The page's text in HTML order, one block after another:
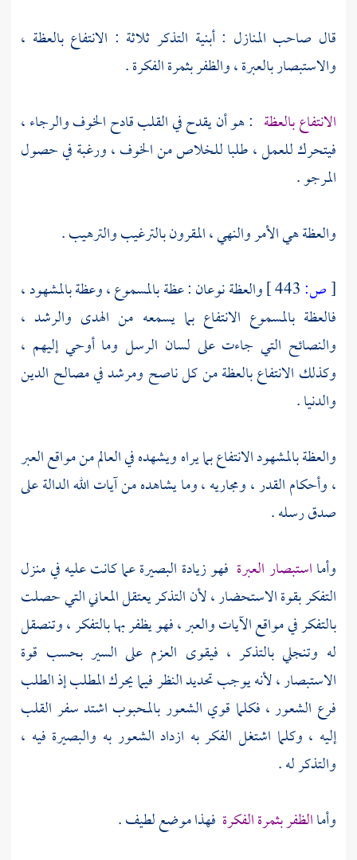
قال صاحب المنازل : أبنية التذكر ثلاثة : الانتفاع بالعظة ،
والاستبصار بالعبرة ، والظفر بثمرة الفكرة .
الانتفاع بالعظة : هو أن يقدح في القلب قادح الخوف والرجاء ،
فيتحرك للعمل ، طلبا للخلاص من الخوف ، ورغبة في حصول
المرجو .
والعظة هي الأمر والنهي ، المقرون بالترغيب والترهيب .
[ص:
والعظة نوعان : عظة بالمسموع ، وعظة بالمشهود ،
فالعظة بالمسموع الانتفاع بما يسمعه من الهدى والرشد ،
والنصائح التي جاءت على لسان الرسل وما أوحي إليهم ،
وكذلك الانتفاع بالعظة من كل ناصح ومرشد في مصالح الدين
والدنيا .
والعظة بالمشهود الانتفاع بما يراه ويشهده في العالم من مواقع العبر
، وأحكام القدر ، ومجاريه ، وما يشاهده من آيات الله الدالة على
صدق رسله .
وأمااستبصار العبرة فهو زيادة البصيرة عما كانت عليه في منزل
التفكر بقوة الاستحضار ، لأن التذكر يعتقل المعاني التي حصلت
بالتفكر في مواقع الآيات والعبر ، فهو يظفر بها بالتفكر ، وتنصقل
له وتنجلي بالتذكر ، فيقوى العزم على السير بحسب قوة
الاستبصار ، لأنه يوجب تحديد النظر فيما يحرك المطلب إذ الطلب
فرع الشعور ، فكلما قوي الشعور بالمحبوب اشتد سفر القلب
إليه ، وكلما اشتغل الفكر به ازداد الشعور به والبصيرة فيه ،
والتذكر له .
وأماالظفر بثمرة الفكرة فهذا موضع لطيف .